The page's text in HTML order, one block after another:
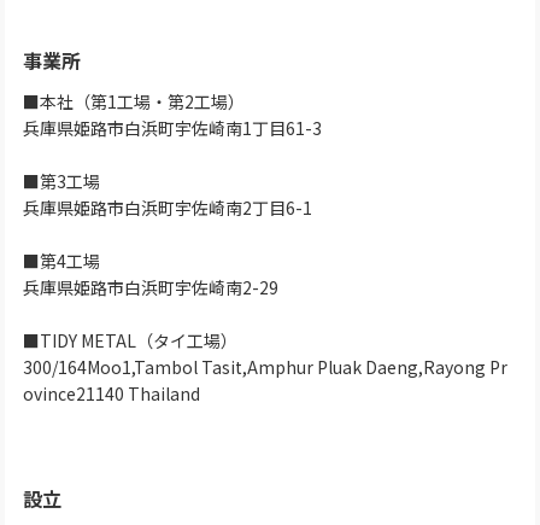
事業所
■本社（第1工場・第2工場）
兵庫県姫路市白浜町宇佐崎南1丁目61-3
■第3工場
兵庫県姫路市白浜町宇佐崎南2丁目6-1
■第4工場
兵庫県姫路市白浜町宇佐崎南2-29
■TIDY METAL（タイ工場）
300/164Moo1,Tambol Tasit,Amphur Pluak Daeng,Rayong Pr
ovince21140 Thailand
設立